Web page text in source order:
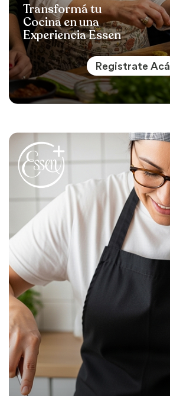
Transformá tu
Cocina en una
Experiencia Essen
Registrate Acá